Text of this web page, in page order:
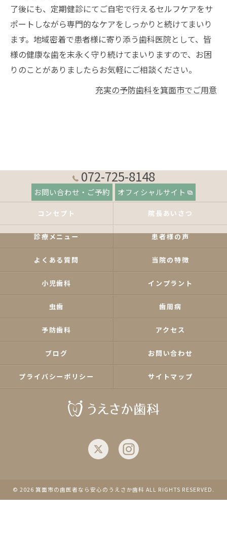
了後にも、定期健診にてご自宅で行えるセルフケアをサ
ポートしながら専門的なケアをしっかりと続けてまいり
ます。地域密着で患者様に寄り添う歯科医院として、皆
様の健康な歯を末永く守り続けてまいりますので、お困
りのことがありましたらお気軽にご相談ください。
充実の予防歯科を箕面市でご用意
072-725-8148
お問い合わせ・ご予約 オフィシャルサイト
コンセプト 院長あいさつ
診療メニュー 患者様の声
よくある質問 当院の特徴
小児歯科 インプラント
虫歯 歯周病
予防歯科 アクセス
ブログ お問い合わせ
プライバシーポリシー サイトマップ
© 2026 箕面市の歯医者なら安心のうえさか歯科 ALL RIGHTS RESERVED.